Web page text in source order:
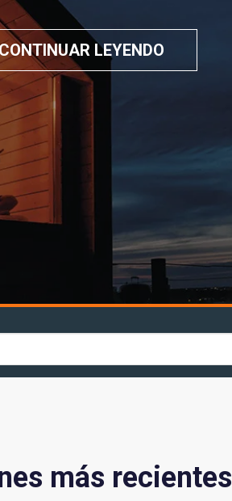
LEYENDO
más recientes